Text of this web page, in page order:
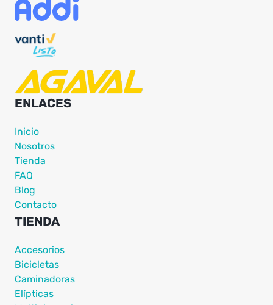
ENLACES
Inicio
Nosotros
Tienda
FAQ
Blog
Contacto
TIENDA
Accesorios
Bicicletas
Caminadoras
Elípticas